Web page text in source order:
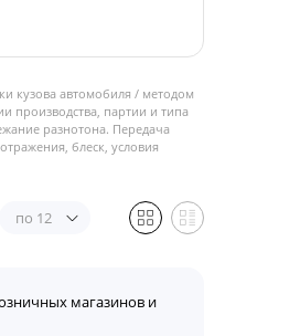
кузова автомобиля / методом
производства, партии и типа
разнотона. Передача
блеск, условия
по 12
магазинов и